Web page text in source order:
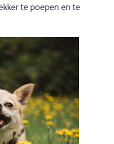
te poepen en te